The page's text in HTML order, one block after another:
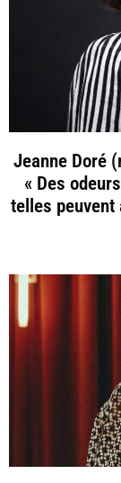
Jeanne Doré
« Des
telles peuvent